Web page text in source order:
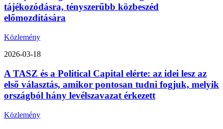
tájékozódásra, tényszerűbb közbeszéd
előmozdítására
Közlemény
2026-03-18
A TASZ és a Political Capital elérte: az idei lesz az
első választás, amikor pontosan tudni fogjuk, melyik
országból hány levélszavazat érkezett
Közlemény